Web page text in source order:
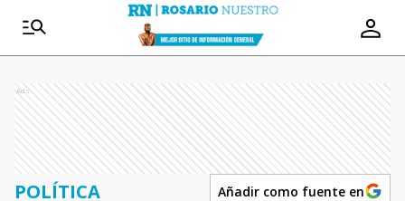
Ads
POLÍTICA Añadir como fuente en